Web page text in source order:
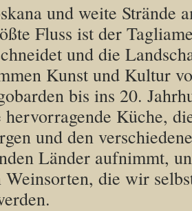
und weite Strände
Fluss ist der
und die
Kunst und Kultur
bis ins 20.
hervorragende Küche,
und den
Länder aufnimmt,
Weinsorten, die wir